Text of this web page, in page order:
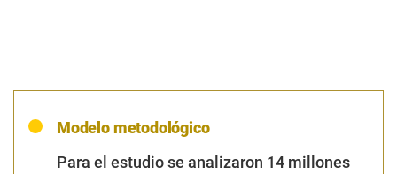
Modelo metodológico
Para el estudio se analizaron 14 millones